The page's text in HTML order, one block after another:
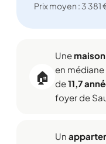
Prix moyen : 3 381
🏠
Une
en médiane
de11,7
foyer de
Un